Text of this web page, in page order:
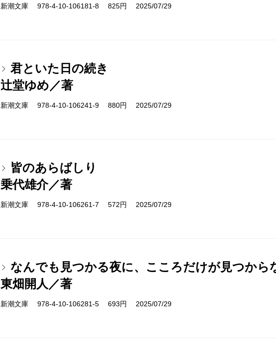
新潮文庫 978-4-10-106181-8 825円 2025/07/29
君といた日の続き
辻堂ゆめ／著
新潮文庫 978-4-10-106241-9 880円 2025/07/29
皆のあらばしり
乗代雄介／著
新潮文庫 978-4-10-106261-7 572円 2025/07/29
なんでも見つかる夜に、こころだけが見つから
東畑開人／著
新潮文庫 978-4-10-106281-5 693円 2025/07/29